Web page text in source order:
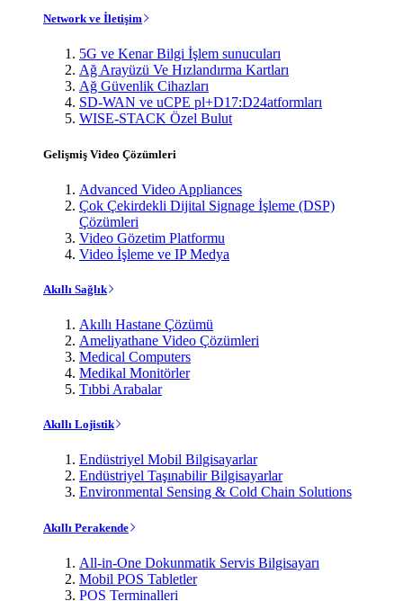
Network ve İletişim
5G ve Kenar Bilgi İşlem sunucuları
Ağ Arayüzü Ve Hızlandırma Kartları
Ağ Güvenlik Cihazları
SD-WAN ve uCPE pl+D17:D24atformları
WISE-STACK Özel Bulut
Gelişmiş Video Çözümleri
Advanced Video Appliances
Çok Çekirdekli Dijital Signage İşleme (DSP)
Çözümleri
Video Gözetim Platformu
Video İşleme ve IP Medya
Akıllı Sağlık
Akıllı Hastane Çözümü
Ameliyathane Video Çözümleri
Medical Computers
Medikal Monitörler
Tıbbi Arabalar
Akıllı Lojistik
Endüstriyel Mobil Bilgisayarlar
Endüstriyel Taşınabilir Bilgisayarlar
Environmental Sensing & Cold Chain Solutions
Akıllı Perakende
All-in-One Dokunmatik Servis Bilgisayarı
Mobil POS Tabletler
POS Terminalleri